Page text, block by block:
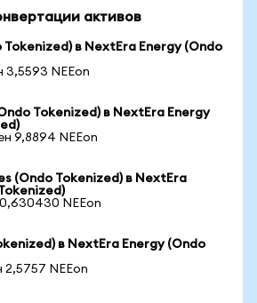
активов
Tokenized) в NextEra Energy (Ondo
3,5593 NEEon
Tokenized) в NextEra Energy
9,8894 NEEon
(Ondo Tokenized) в NextEra
0,630430 NEEon
в NextEra Energy (Ondo
2,5757 NEEon